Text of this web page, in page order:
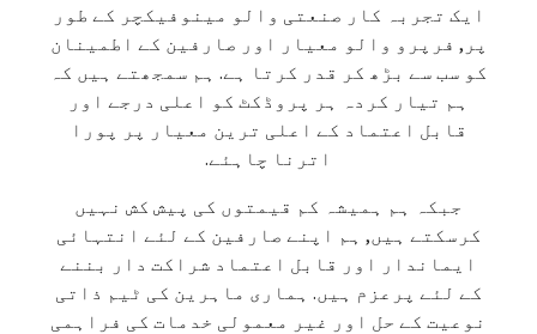
ایک تجربہ کار صنعتی والو مینوفیکچر کے طور
پر, فرپرو والو معیار اور صارفین کے اطمینان
کو سب سے بڑھ کر قدر کرتا ہے. ہم سمجھتے ہیں کہ
ہم تیار کردہ ہر پروڈکٹ کو اعلی درجے اور
قابل اعتماد کے اعلی ترین معیار پر پورا
اترنا چاہئے.
جبکہ ہم ہمیشہ کم قیمتوں کی پیش کش نہیں
کرسکتے ہیں, ہم اپنے صارفین کے لئے انتہائی
ایماندار اور قابل اعتماد شراکت دار بننے
کے لئے پرعزم ہیں. ہماری ماہرین کی ٹیم ذاتی
نوعیت کے حل اور غیر معمولی خدمات کی فراہمی